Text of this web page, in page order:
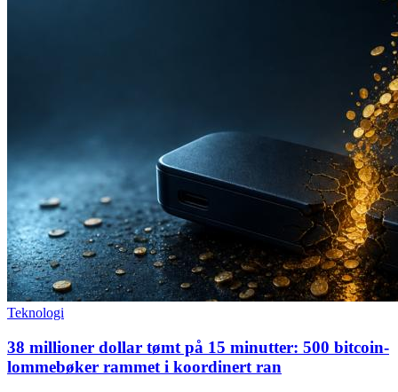
Teknologi
38 millioner dollar tømt på 15 minutter: 500 bitcoin-
lommebøker rammet i koordinert ran